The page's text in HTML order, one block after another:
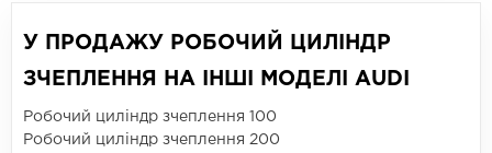
У ПРОДАЖУ РОБОЧИЙ ЦИЛІНДР
ЗЧЕПЛЕННЯ НА ІНШІ МОДЕЛІ AUDI
Робочий циліндр зчеплення 100
Робочий циліндр зчеплення 200